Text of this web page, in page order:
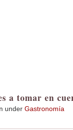
a tomar en
under Gastronomía